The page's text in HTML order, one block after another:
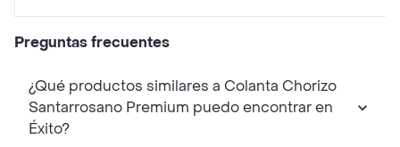
Preguntas frecuentes
¿Qué productos similares a Colanta Chorizo
Santarrosano Premium puedo encontrar en
Éxito?